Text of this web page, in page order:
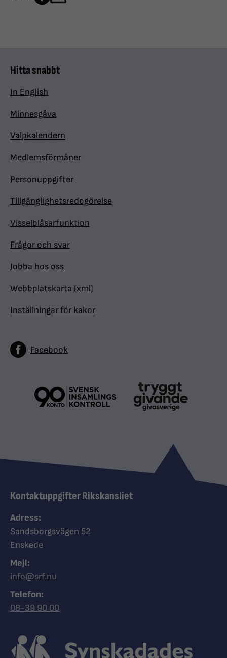
Hitta snabbt
In English
Minnesgåva
Valpkalendern
Medlemsförmåner
Personuppgifter
Tillgänglighetsredogörelse
Visselblåsarfunktion
Frågor och svar
Jobba hos oss
Webbplatskarta (xml)
Inställningar för kakor
Facebook
Kontaktuppgifter Rikskansliet
Adress:
Sandsborgsvägen 52
Enskede
Mejl:
info@srf.nu
Telefon:
Ring Synskadades riksförbund
08-39 90 00